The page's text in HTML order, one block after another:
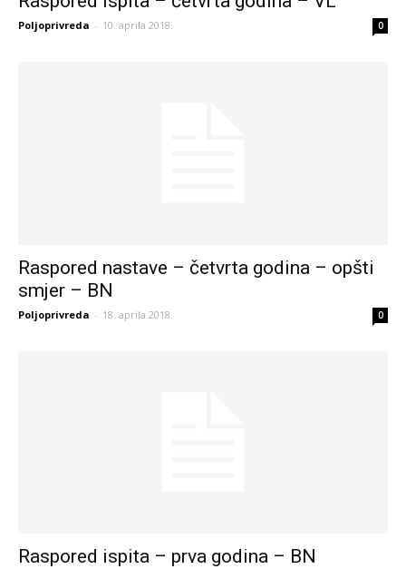
Poljoprivreda - 10. aprila 2018. 0
Raspored nastave – četvrta godina – opšti
smjer – BN
Poljoprivreda - 18. aprila 2018. 0
Raspored ispita – prva godina – BN